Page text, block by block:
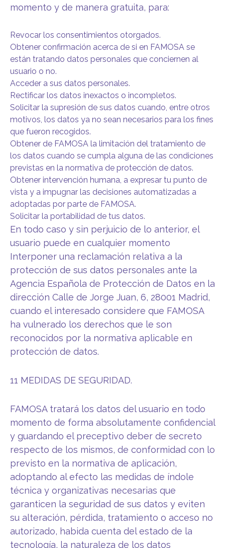
momento y de manera gratuita, para:
Revocar los consentimientos otorgados.
Obtener confirmación acerca de si en FAMOSA se
están tratando datos personales que conciernen al
usuario o no.
Acceder a sus datos personales.
Rectificar los datos inexactos o incompletos.
Solicitar la supresión de sus datos cuando, entre otros
motivos, los datos ya no sean necesarios para los fines
que fueron recogidos.
Obtener de FAMOSA la limitación del tratamiento de
los datos cuando se cumpla alguna de las condiciones
previstas en la normativa de protección de datos.
Obtener intervención humana, a expresar tu punto de
vista y a impugnar las decisiones automatizadas a
adoptadas por parte de FAMOSA.
Solicitar la portabilidad de tus datos.
En todo caso y sin perjuicio de lo anterior, el
usuario puede en cualquier momento
Interponer una reclamación relativa a la
protección de sus datos personales ante la
Agencia Española de Protección de Datos en la
dirección Calle de Jorge Juan, 6, 28001 Madrid,
cuando el interesado considere que FAMOSA
ha vulnerado los derechos que le son
reconocidos por la normativa aplicable en
protección de datos.
11 MEDIDAS DE SEGURIDAD.
FAMOSA tratará los datos del usuario en todo
momento de forma absolutamente confidencial
y guardando el preceptivo deber de secreto
respecto de los mismos, de conformidad con lo
previsto en la normativa de aplicación,
adoptando al efecto las medidas de índole
técnica y organizativas necesarias que
garanticen la seguridad de sus datos y eviten
su alteración, pérdida, tratamiento o acceso no
autorizado, habida cuenta del estado de la
tecnología, la naturaleza de los datos